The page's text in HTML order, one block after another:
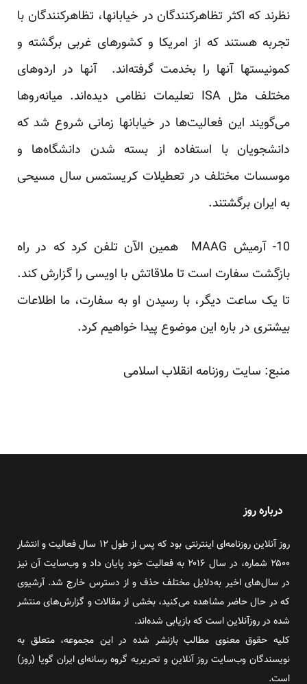
نظرند که اکثر تظاهرکنندگان در خیابانها، تظاهرکنندگان با
تجربه هستند که از امریکا و کشورهای غربی برگشته و
کمونیستها آنها را بخدمت گرفته‌اند. آنها در اردوهای
مختلف مثل ISA تعلیمات نظامی دیده‌اند. میانه‌روها
می‌گویند این فعالیت‌ها در خیابانها زمانی شروع شد که
دانشجویان با استفاده از بسته شدن دانشگاه‌ها و
موسسات مختلف در تعطیلات کریستمس سال مسیحی
به ایران برگشتند.
10- آرمیش MAAG همین الآن تلفن کرد که در راه
بازگشت سفارت است تا ملاقاتش با اویسی را گزارش کند.
تا یک ساعت دیگر، با رسیدن او به سفارت، ما اطلاعات
بیشتری در باره این موضوع پیدا خواهیم کرد.
منبع: سایت روزنامه انقلاب اسلامی
درباره روز
روز آنلاین روزنامه‌ای اینترنتی بود که پس از طول ۱۲ سال فعالیت و انتشار
۲۵۰۰ شماره، در سال ۲۰۱۶ به فعالیت خود پایان داد و وب‌سایت آن نیز
در سال‌های اخیر به‌دلایل مختلف حذف و از دسترس خارج شد. آرشیوی
که در حال حاضر مشاهده می‌کنید، بخشی از مقالات و گزارش‌های منتشر
شده در روزآنلاین است که بازیابی شده‌اند.
کلیه حقوق معنوی مطالب بازنشر شده در این مجموعه، متعلق به
نویسندگان وب‌سایت روز آنلاین و تحریریه گروه رسانه‌ای ایران گویا (روز)
است.